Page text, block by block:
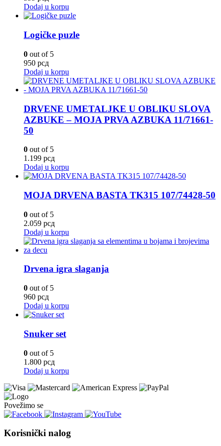
Dodaj u korpu
Logičke puzle
0 out of 5
950 рсд
Dodaj u korpu
DRVENE UMETALJKE U OBLIKU SLOVA
AZBUKE – MOJA PRVA AZBUKA 11/71661-
50
0 out of 5
1.199 рсд
Dodaj u korpu
MOJA DRVENA BASTA TK315 107/74428-50
0 out of 5
2.059 рсд
Dodaj u korpu
Drvena igra slaganja
0 out of 5
960 рсд
Dodaj u korpu
Snuker set
0 out of 5
1.800 рсд
Dodaj u korpu
Povežimo se
Korisnički nalog